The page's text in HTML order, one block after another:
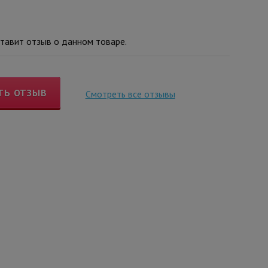
отзыв о данном товаре.
ОТЗЫВ Смотреть все отзывы